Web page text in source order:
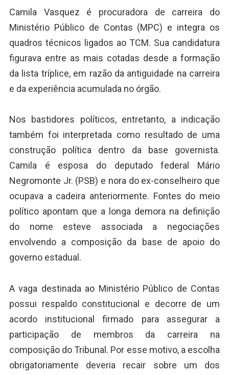
Camila Vasquez é procuradora de carreira do
Ministério Público de Contas (MPC) e integra os
quadros técnicos ligados ao TCM. Sua candidatura
figurava entre as mais cotadas desde a formação
da lista tríplice, em razão da antiguidade na carreira
e da experiência acumulada no órgão.
Nos bastidores políticos, entretanto, a indicação
também foi interpretada como resultado de uma
construção política dentro da base governista.
Camila é esposa do deputado federal Mário
Negromonte Jr. (PSB) e nora do ex-conselheiro que
ocupava a cadeira anteriormente. Fontes do meio
político apontam que a longa demora na definição
do nome esteve associada a negociações
envolvendo a composição da base de apoio do
governo estadual.
A vaga destinada ao Ministério Público de Contas
possui respaldo constitucional e decorre de um
acordo institucional firmado para assegurar a
participação de membros da carreira na
composição do Tribunal. Por esse motivo, a escolha
obrigatoriamente deveria recair sobre um dos